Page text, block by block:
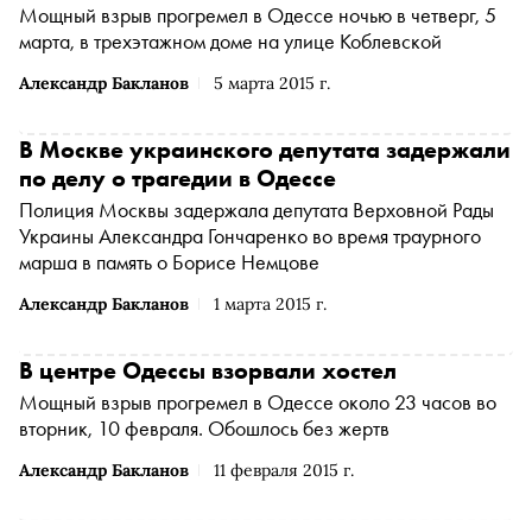
Александр Бакланов 5 марта 2015 г.
Мощный взрыв прогремел в Одессе ночью в четверг, 5
марта, в трехэтажном доме на улице Коблевской
Александр Бакланов 1 марта 2015 г.
В Москве украинского депутата задержали
по делу о трагедии в Одессе
Полиция Москвы задержала депутата Верховной Рады
Украины Александра Гончаренко во время траурного
марша в память о Борисе Немцове
Александр Бакланов 11 февраля 2015 г.
В центре Одессы взорвали хостел
Мощный взрыв прогремел в Одессе около 23 часов во
вторник, 10 февраля. Обошлось без жертв